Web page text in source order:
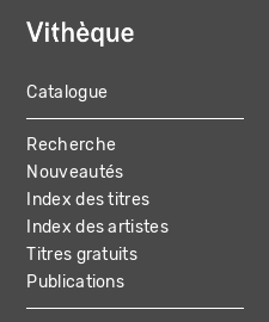
MAIN
NAVIGATION
Catalogue
Recherche
Nouveautés
Index des titres
Index des artistes
Titres gratuits
Publications